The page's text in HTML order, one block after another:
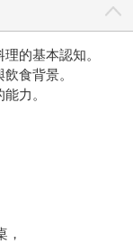
的基本認知。
食背景。
力。
，